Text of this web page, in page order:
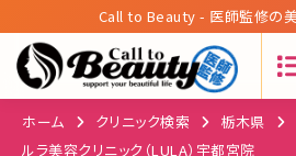
Call to Beauty - 医師監修の美
ホーム クリニック検索 栃木県
ルラ美容クリニック（LULA）宇都宮院